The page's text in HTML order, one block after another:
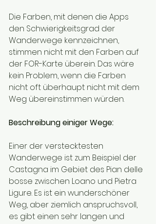
Die Farben, mit denen die Apps
den Schwierigkeitsgrad der
Wanderwege kennzeichnen,
stimmen nicht mit den Farben auf
der FOR-Karte überein. Das wäre
kein Problem, wenn die Farben
nicht oft überhaupt nicht mit dem
Weg übereinstimmen würden.
Beschreibung einiger Wege:
Einer der verstecktesten
Wanderwege ist zum Beispiel der
Castagna im Gebiet des Pian delle
bosse zwischen Loano und Pietra
Ligure. Es ist ein wunderschöner
Weg, aber ziemlich anspruchsvoll,
es gibt einen sehr langen und